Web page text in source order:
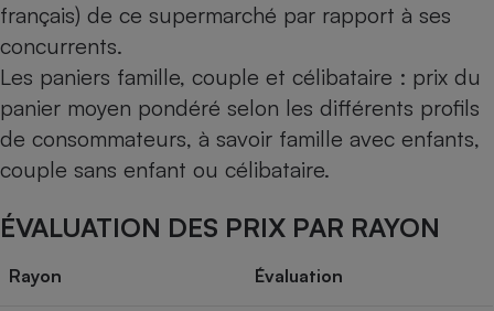
français) de ce supermarché par rapport à ses
concurrents.
Les paniers famille, couple et célibataire : prix du
panier moyen pondéré selon les différents profils
de consommateurs, à savoir famille avec enfants,
couple sans enfant ou célibataire.
ÉVALUATION DES PRIX PAR RAYON
Rayon Évaluation